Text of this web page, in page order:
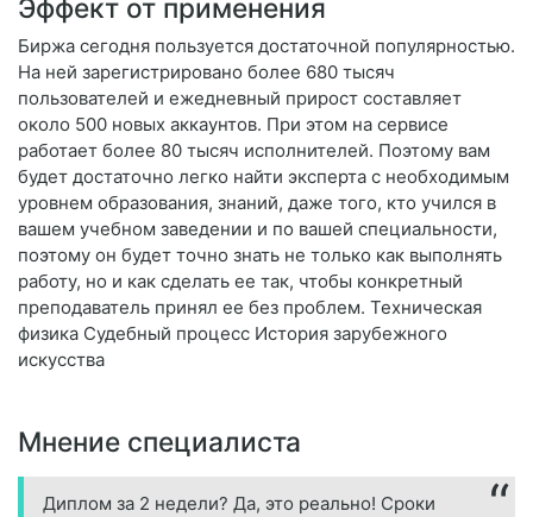
Эффект от применения
Биржа сегодня пользуется достаточной популярностью.
На ней зарегистрировано более 680 тысяч
пользователей и ежедневный прирост составляет
около 500 новых аккаунтов. При этом на сервисе
работает более 80 тысяч исполнителей. Поэтому вам
будет достаточно легко найти эксперта с необходимым
уровнем образования, знаний, даже того, кто учился в
вашем учебном заведении и по вашей специальности,
поэтому он будет точно знать не только как выполнять
работу, но и как сделать ее так, чтобы конкретный
преподаватель принял ее без проблем. Техническая
физика Судебный процесс История зарубежного
искусства
Мнение специалиста
Диплом за 2 недели? Да, это реально! Сроки